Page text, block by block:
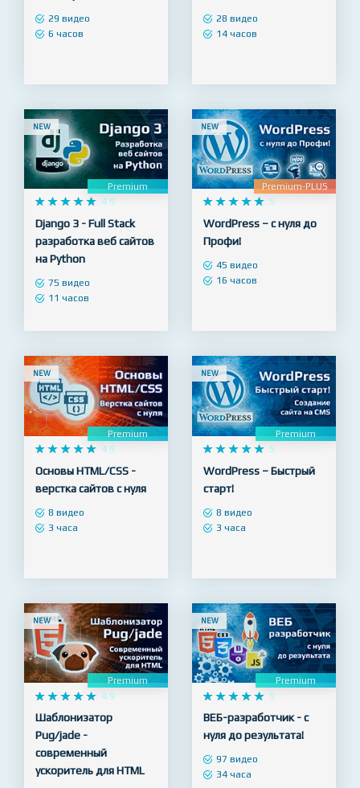
Программирование на
Java с нуля
React JS для
начинающих + Redux
NEW
    
     4.9
Django 3 - Full Stack
разработка веб сайтов
на Python
NEW
Premium-PLUS
  
  
WordPress – с нуля до
Профи!
NEW
    
     4.9
Основы HTML/CSS -
верстка сайтов с нуля
NEW
Premium
  
  
WordPress – Быстрый
старт!
NEW
Premium
   
   
Шаблонизатор
Pug/jade -
NEW
    
     5
ВЕБ-разработчик - с
нуля до результата!